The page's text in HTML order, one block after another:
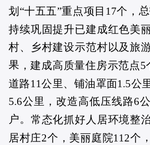
划“十五五”重点项目17个，
持续巩固提升已建成红色美
村、乡村建设示范村以及旅
果 ，建成高质量住房示范点5
道路11公里、铺油罩面1.5公
5.6公里，改造高低压线路6
户。 常态化抓好人居环境整
居村庄2个，美丽庭院112个 ，